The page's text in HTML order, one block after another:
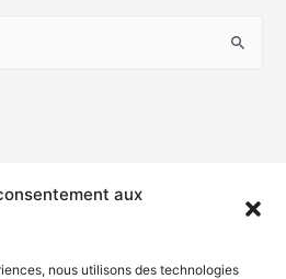
aux
nous utilisons des technologies